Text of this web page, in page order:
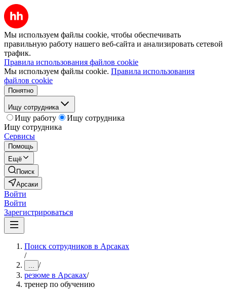
Мы используем файлы cookie, чтобы обеспечивать
правильную работу нашего веб-сайта и анализировать сетевой
трафик.
Правила использования файлов cookie
Мы используем файлы cookie. Правила использования
файлов cookie
Понятно
Ищу сотрудника
Ищу работу
Ищу сотрудника
Ищу сотрудника
Сервисы
Помощь
Ещё
Поиск
Арсаки
Войти
Войти
Зарегистрироваться
Поиск сотрудников в Арсаках
/
... /
резюме в Арсаках/
тренер по обучению